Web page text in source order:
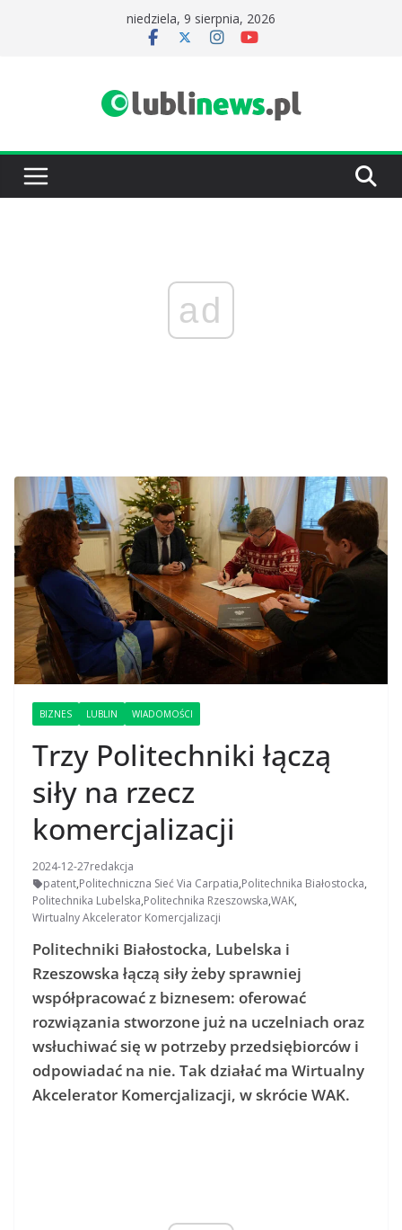
niedziela, 9 sierpnia, 2026
ad
BIZNES LUBLIN WIADOMOŚCI
Trzy Politechniki łączą
siły na rzecz
komercjalizacji
2024-12-27redakcja
patent,Politechniczna Sieć Via Carpatia,Politechnika Białostocka,
Politechnika Lubelska,Politechnika Rzeszowska,WAK,
Wirtualny Akcelerator Komercjalizacji
Politechniki Białostocka, Lubelska i
Rzeszowska łączą siły żeby sprawniej
współpracować z biznesem: oferować
rozwiązania stworzone już na uczelniach oraz
wsłuchiwać się w potrzeby przedsiębiorców i
odpowiadać na nie. Tak działać ma Wirtualny
Akcelerator Komercjalizacji, w skrócie WAK.